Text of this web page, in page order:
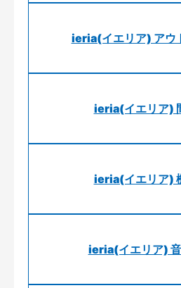
ieria(イエリア) アウ
ieria(イエリア)
ieria(イエリア)
ieria(イエリア)